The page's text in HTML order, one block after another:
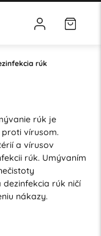
rúk
rúk je
vírusom.
a vírusov
rúk. Umývaním
rúk ničí
nákazy.